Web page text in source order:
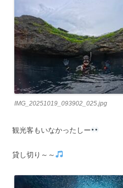
IMG_20251019_093902_025.jpg
観光客もいなかったしー
貸し切り～～